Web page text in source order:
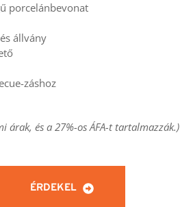
porcelánbevonat
állvány
záshoz
árak, és a 27%-os ÁFA-t tartalmazzák.)
ÉRDEKEL